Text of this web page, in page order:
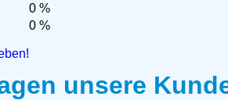
0 %
0 %
unsere